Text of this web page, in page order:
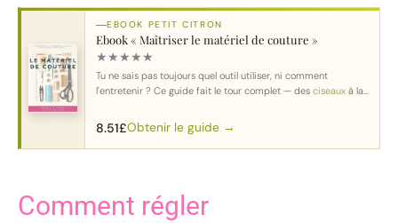
EBOOK PETIT CITRON
Ebook « Maîtriser le matériel de couture »
★★★★★
Tu ne sais pas toujours quel outil utiliser, ni comment
l'entretenir ? Ce guide fait le tour complet — des ciseaux à la
8.51£Obtenir le guide →
Comment régler